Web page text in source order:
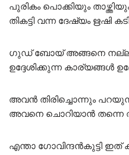
പുരികം പൊക്കിയും
തികട്ടി വന്ന ദേഷ്യം ഋഷി
ഗുഡ് ബോയ് അങ്ങനെ നല്ല
ഉദ്ദേശിക്കുന്ന കാര്യങ്ങൾ
അവൻ തിരിച്ചൊന്നും
അവനെ ചൊറിയാൻ തന്നെ
എന്താ ഗോവിന്ദൻകുട്ടി ഇത്